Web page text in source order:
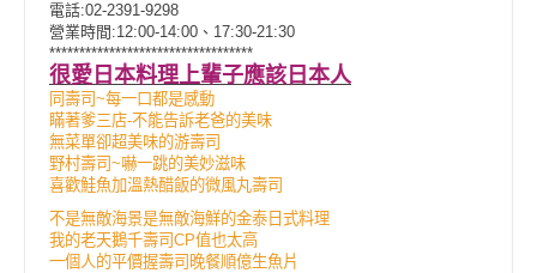
電話:02-2391-9298
營業時間:12:00-14:00、17:30-21:30
**********************************
很愛日本料理上輩子應該日本人
同壽司~每一口都是感動
瞞著爹三店-不能告訴老爸的美味
無菜單卻超美味的游壽司
野村壽司~嚇一跳的美妙滋味
喜歡鮭魚加溫熱醋飯的微風丸壽司
不是無敵海景是無敵海鮮的金泰日式料理
我的老天鵝千壽司CP值也太高
一個人的平價握壽司晚餐順億生魚片